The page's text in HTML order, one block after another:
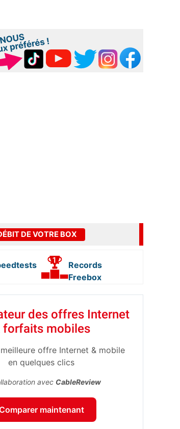
DE VOTRE BOX
Records
Freebox
des offres Internet
forfaits mobiles
offre Internet & mobile
en quelques clics
avec CableReview
maintenant